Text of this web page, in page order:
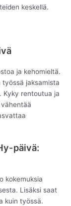
keskellä.
ja kehomieltä.
jaksamista
Kyky rentoutua ja
päivä:
kokemuksia
Lisäksi saat
kuin työssä.